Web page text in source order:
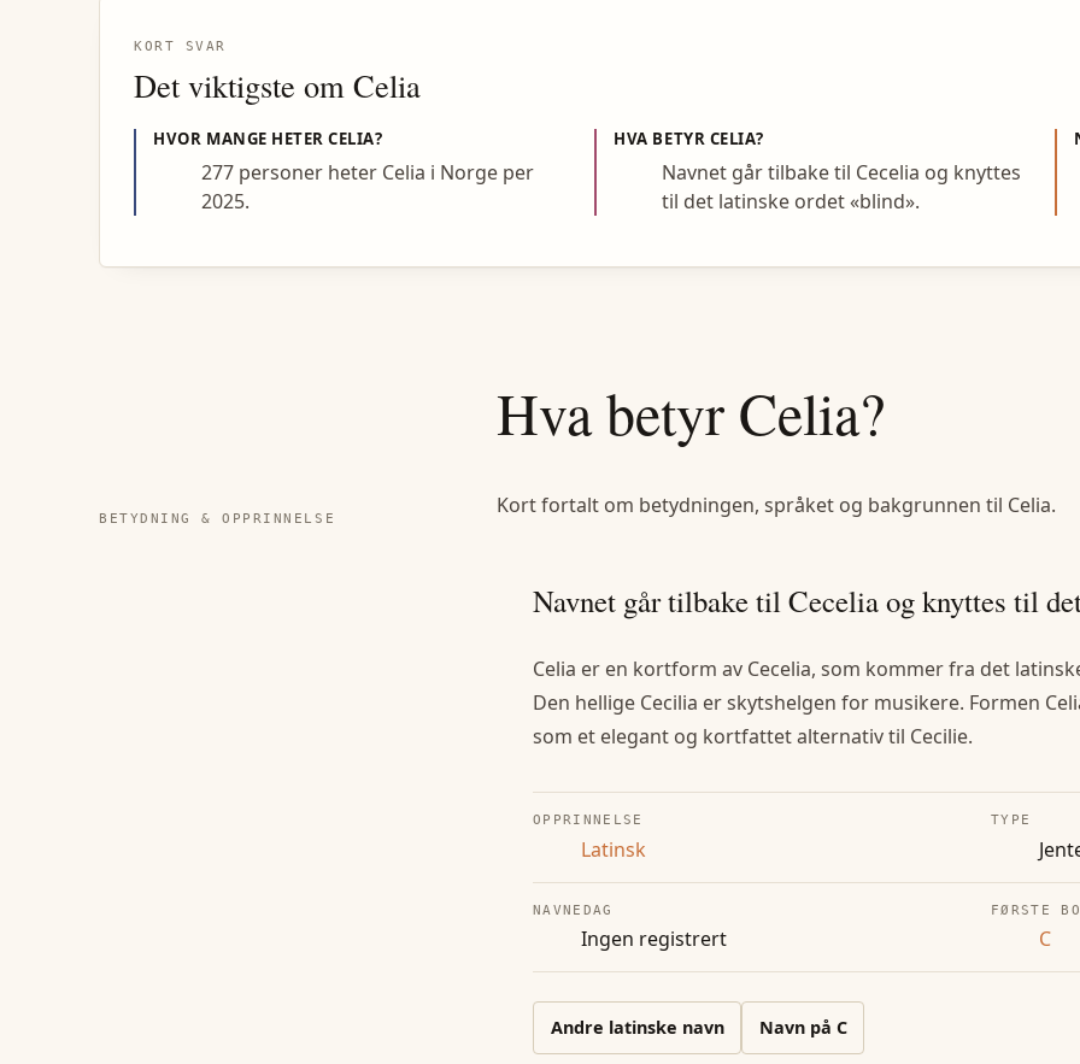
KORT SVAR
Det viktigste om Celia
HVOR MANGE HETERCELIA?
277 personer heter Celia i Norge per
2025.
HVA BETYR CELIA?
Navnet går tilbake til Cecelia og knyttes
til det latinske ordet «blind».
BETYDNING & OPPRINNELSE
Hva betyr Celia?
Kort fortalt om betydningen, språket og bakgrunnen til Celia.
Navnet går tilbake til Cecelia og knyttes til
Celia er en kortform av Cecelia, som kommer fra det
Den hellige Cecilia er skytshelgen for musikere. Formen
som et elegant og kortfattet alternativ til Cecilie.
OPPRINNELSE
Latinsk
TYPE
NAVNEDAG
Ingen registrert
FØRSTE
C
Andre latinske navn Navn på C